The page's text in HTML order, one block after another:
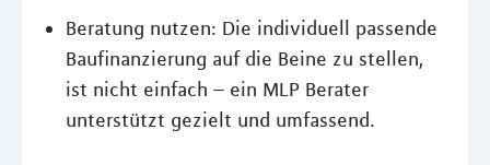
Beratung nutzen: Die individuell passende
Baufinanzierung auf die Beine zu stellen,
ist nicht einfach – ein MLP Berater
unterstützt gezielt und umfassend.